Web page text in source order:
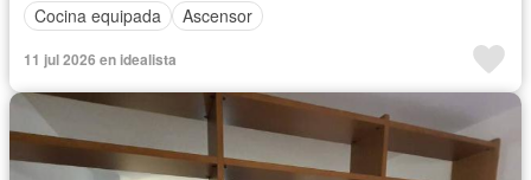
Cocina equipada
Ascensor
11 jul 2026 en idealista